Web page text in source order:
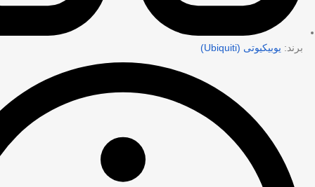
برند: یوبیکیوتی (Ubiquiti)